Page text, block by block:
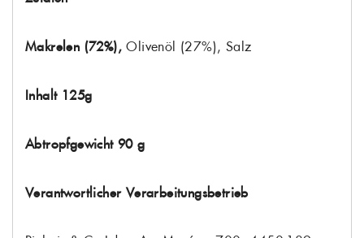
Makrelen (72%),Olivenöl (27%), Salz
Inhalt 125g
Abtropfgewicht 90 g
Verantwortlicher Verarbeitungsbetrieb